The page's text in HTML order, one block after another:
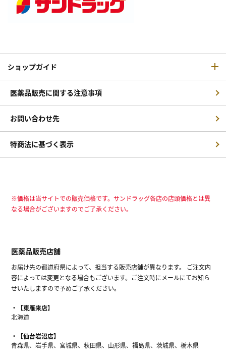
ショップガイド
医薬品販売に関する注意事項
お問い合わせ先
特商法に基づく表示
※価格は当サイトでの販売価格です。サンドラッグ各店の店頭価格とは異
なる場合がございますのでご了承ください。
医薬品販売店舗
お届け先の都道府県によって、担当する販売店舗が異なります。 ご注文内
容によっては変更となる場合もございます。ご注文時にメールにてお知ら
せいたしますので予めご了承ください。
【東雁来店】
北海道
【仙台岩沼店】
青森県、岩手県、宮城県、秋田県、山形県、福島県、茨城県、栃木県